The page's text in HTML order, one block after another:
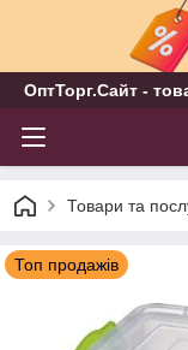
ОптТорг.Сайт -
Товари та
Топ продажів